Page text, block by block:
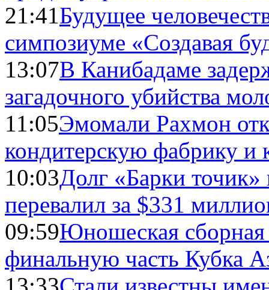
21:41Будущее
симпозиуме «Создавая
13:07В Канибадаме
загадочного убийства
11:05Эмомали Рахмон
кондитерскую фабрику и
10:03Долг «Барки
перевалил за $331
09:59Юношеская
финальную часть Кубка